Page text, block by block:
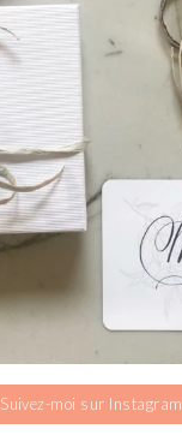
Suivez-moi sur Instagram